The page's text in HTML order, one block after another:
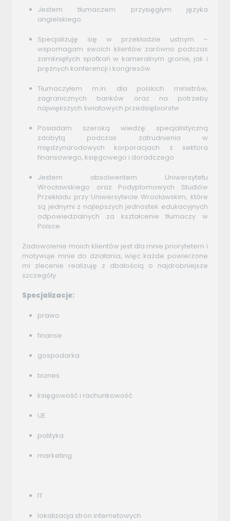
Jestem tłumaczem przysięgłym języka
angielskiego
Specjalizuję się w przekładzie ustnym –
wspomagam swoich klientów zarówno podczas
zamkniętych spotkań w kameralnym gronie, jak i
prężnych konferencji i kongresów
Tłumaczyłem m.in. dla polskich ministrów,
zagranicznych banków oraz na potrzeby
największych światowych przedsiębiorstw
Posiadam szeroką wiedzę specjalistyczną
zdobytą podczas zatrudnienia w
międzynarodowych korporacjach z sektora
finansowego, księgowego i doradczego
Jestem absolwentem Uniwersytetu
Wrocławskiego oraz Podyplomowych Studiów
Przekładu przy Uniwersytecie Wrocławskim, które
są jednymi z najlepszych jednostek edukacyjnych
odpowiedzialnych za kształcenie tłumaczy w
Polsce
Zadowolenie moich klientów jest dla mnie priorytetem i
motywuje mnie do działania, więc każde powierzone
mi zlecenie realizuję z dbałością o najdrobniejsze
szczegóły.
Specjalizacje:
prawo
finanse
gospodarka
biznes
księgowość i rachunkowość
UE
polityka
marketing
IT
lokalizacja stron internetowych